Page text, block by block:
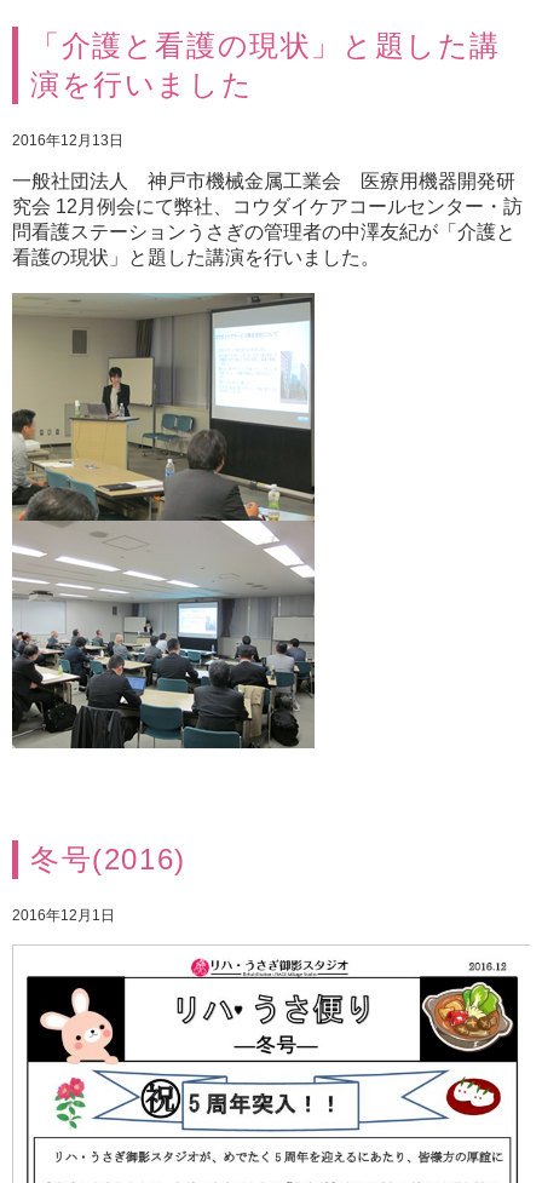
「介護と看護の現状」と題した講
演を行いました
2016年12月13日
一般社団法人 神戸市機械金属工業会 医療用機器開発研
究会 12月例会にて弊社、コウダイケアコールセンター・訪
問看護ステーションうさぎの管理者の中澤友紀が「介護と
看護の現状」と題した講演を行いました。
冬号(2016)
2016年12月1日